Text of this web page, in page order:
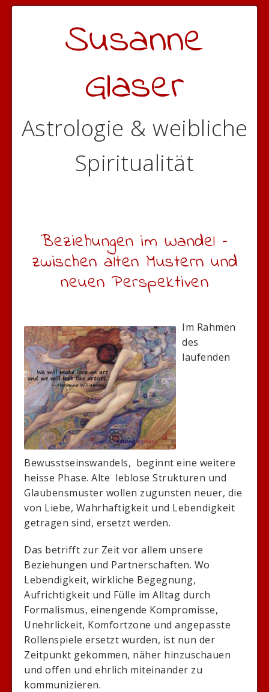
Susanne
Glaser
Astrologie & weibliche
Spiritualität
Beziehungen im Wandel –
zwischen alten Mustern und
neuen Perspektiven
Im Rahmen
des
laufenden
Bewusstseinswandels, beginnt eine weitere
heisse Phase. Alte leblose Strukturen und
Glaubensmuster wollen zugunsten neuer, die
von Liebe, Wahrhaftigkeit und Lebendigkeit
getragen sind, ersetzt werden.
Das betrifft zur Zeit vor allem unsere
Beziehungen und Partnerschaften. Wo
Lebendigkeit, wirkliche Begegnung,
Aufrichtigkeit und Fülle im Alltag durch
Formalismus, einengende Kompromisse,
Unehrlickeit, Komfortzone und angepasste
Rollenspiele ersetzt wurden, ist nun der
Zeitpunkt gekommen, näher hinzuschauen
und offen und ehrlich miteinander zu
kommunizieren.